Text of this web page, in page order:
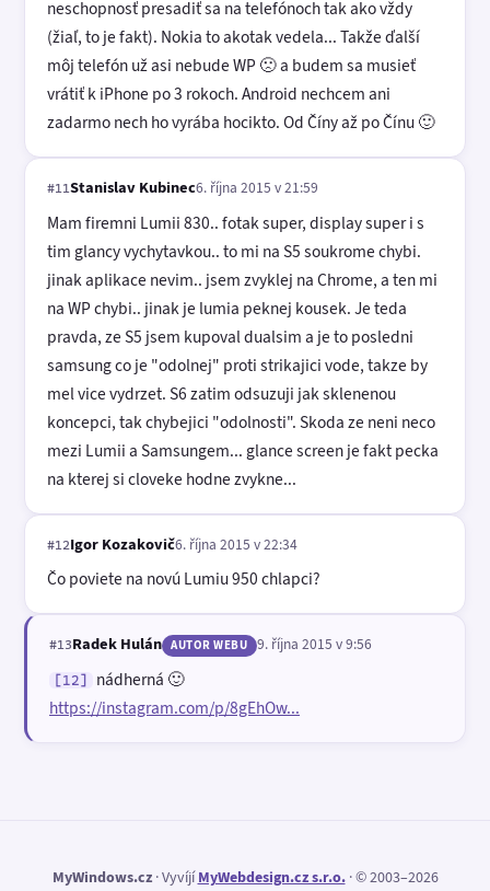
neschopnosť presadiť sa na telefónoch tak ako vždy
(žiaľ, to je fakt). Nokia to akotak vedela... Takže ďalší
môj telefón už asi nebude WP 🙁 a budem sa musieť
vrátiť k iPhone po 3 rokoch. Android nechcem ani
zadarmo nech ho vyrába hocikto. Od Číny až po Čínu 🙂
#11Stanislav Kubinec6. října 2015 v 21:59
Mam firemni Lumii 830.. fotak super, display super i s
tim glancy vychytavkou.. to mi na S5 soukrome chybi.
jinak aplikace nevim.. jsem zvyklej na Chrome, a ten mi
na WP chybi.. jinak je lumia peknej kousek. Je teda
pravda, ze S5 jsem kupoval dualsim a je to posledni
samsung co je "odolnej" proti strikajici vode, takze by
mel vice vydrzet. S6 zatim odsuzuji jak sklenenou
koncepci, tak chybejici "odolnosti". Skoda ze neni neco
mezi Lumii a Samsungem... glance screen je fakt pecka
na kterej si cloveke hodne zvykne...
#12Igor Kozakovič6. října 2015 v 22:34
Čo poviete na novú Lumiu 950 chlapci?
#13Radek Hulán AUTOR WEBU 9. října 2015 v 9:56
[12]
nádherná 🙂
https://instagram.com/p/8gEhOw...
MyWindows.cz· VyvíjíMyWebdesign.cz s.r.o.· © 2003–2026